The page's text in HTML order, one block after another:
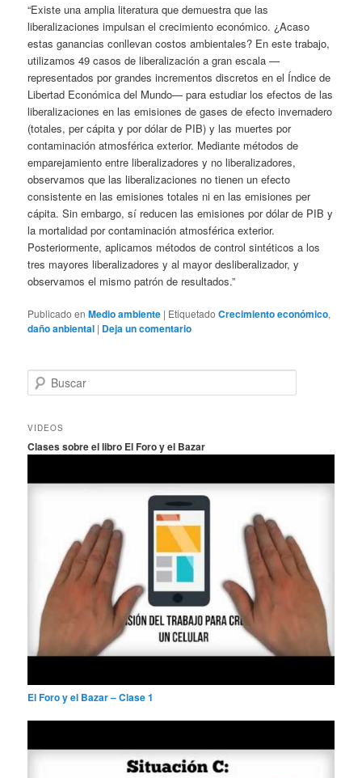
“Existe una amplia literatura que demuestra que las
liberalizaciones impulsan el crecimiento económico. ¿Acaso
estas ganancias conllevan costos ambientales? En este trabajo,
utilizamos 49 casos de liberalización a gran escala —
representados por grandes incrementos discretos en el Índice de
Libertad Económica del Mundo— para estudiar los efectos de las
liberalizaciones en las emisiones de gases de efecto invernadero
(totales, per cápita y por dólar de PIB) y las muertes por
contaminación atmosférica exterior. Mediante métodos de
emparejamiento entre liberalizadores y no liberalizadores,
observamos que las liberalizaciones no tienen un efecto
consistente en las emisiones totales ni en las emisiones per
cápita. Sin embargo, sí reducen las emisiones por dólar de PIB y
la mortalidad por contaminación atmosférica exterior.
Posteriormente, aplicamos métodos de control sintéticos a los
tres mayores liberalizadores y al mayor desliberalizador, y
observamos el mismo patrón de resultados.”
Publicado en Medio ambiente | Etiquetado Crecimiento económico,
daño anbiental | Deja un comentario
u
c
r
VIDEOS
Clases sobre el libro El Foro y el Bazar
El Foro y el Bazar – Clase 1